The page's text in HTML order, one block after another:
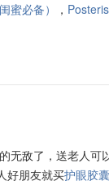
蜜必备） ，
无敌了，送老人可
好朋友就买护眼胶囊